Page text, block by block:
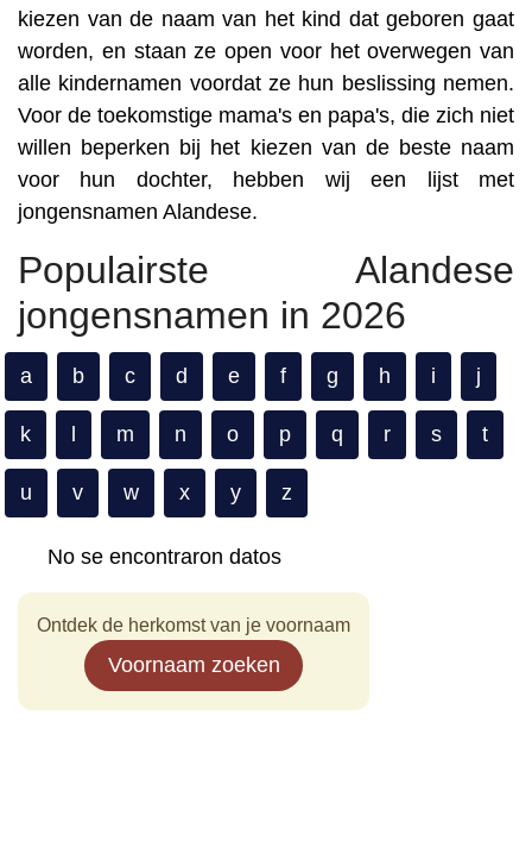
kiezen van de naam van het kind dat geboren gaat
worden, en staan ze open voor het overwegen van
alle kindernamen voordat ze hun beslissing nemen.
Voor de toekomstige mama's en papa's, die zich niet
willen beperken bij het kiezen van de beste naam
voor hun dochter, hebben wij een lijst met
jongensnamen Alandese.
Populairste Alandese
jongensnamen in 2026
a b c d e f g h i j
k m n o p q r s t
u v w x y z
No se encontraron datos
Ontdek de herkomst van je voornaam
Voornaam zoeken